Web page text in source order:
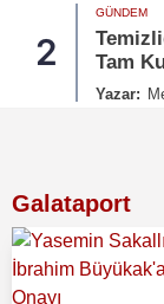
2
GÜNDEM
Tam
Yazar:
Galataport